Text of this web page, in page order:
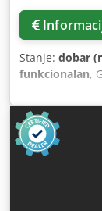
Stanje: dobar
funkcionalan,
duljina rezanja
Podešavanje
Nožni prekidač
rezanja /